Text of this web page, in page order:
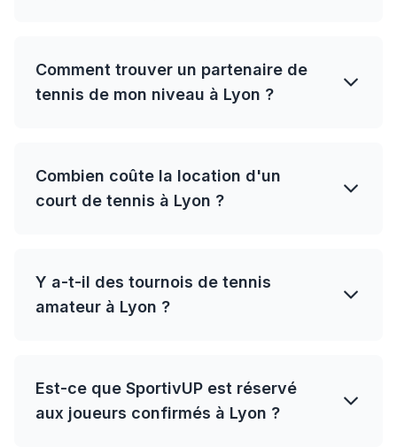
Comment trouver un partenaire de
tennis de mon niveau à Lyon ?
Combien coûte la location d'un
court de tennis à Lyon ?
Y a-t-il des tournois de tennis
amateur à Lyon ?
Est-ce que SportivUP est réservé
aux joueurs confirmés à Lyon ?